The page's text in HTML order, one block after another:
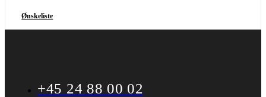
Ønskeliste
+45 24 88 00 02